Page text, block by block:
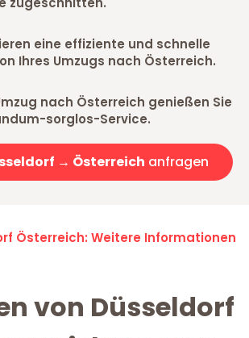
eine effiziente und schnelle
Ihres Umzugs nach Österreich.
nach Österreich genießen Sie
sorglos-Service.
→ Österreich anfragen
Österreich: Weitere Informationen
von Düsseldorf